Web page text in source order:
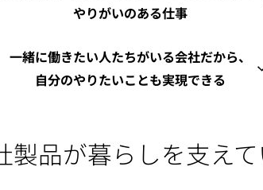
やりがいのある仕事
一緒に働きたい人たちがいる会社だから、
自分のやりたいことも実現できる
製品が暮らしを支え